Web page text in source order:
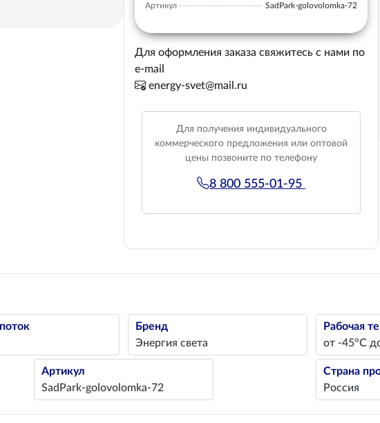
Артикул
SadPark-golovolomka-72
Для оформления заказа свяжитесь с нами по
e-mail
energy-svet@mail.ru
Для получения индивидуального
коммерческого предложения или оптовой
цены позвоните по телефону
8 800 555-01-95
Бренд
Энергия света
Рабочая
от -45°С
Артикул
SadPark-golovolomka-72
Страна
Россия